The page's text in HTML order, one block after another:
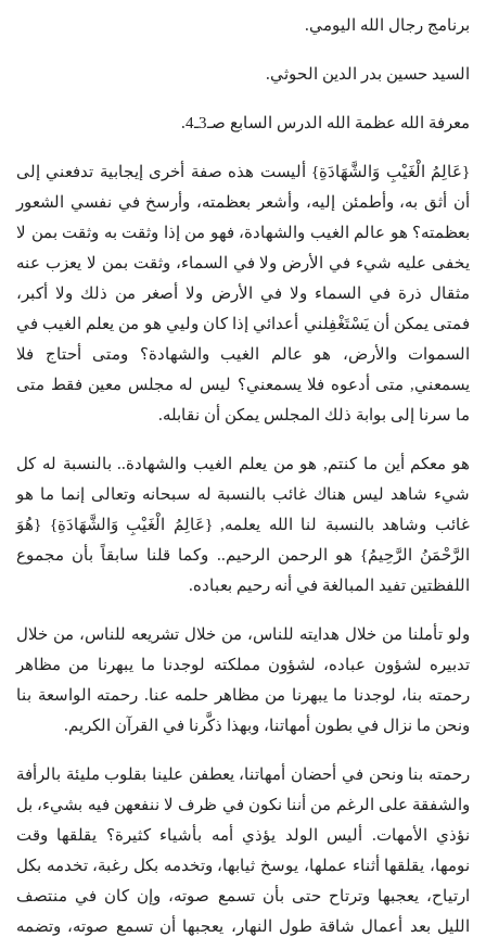
برنامج رجال الله اليومي.
السيد حسين بدر الدين الحوثي.
معرفة الله عظمة الله الدرس السابع صـ3ـ4.
{عَالِمُ الْغَيْبِ وَالشَّهَادَةِ} أليست هذه صفة أخرى إيجابية تدفعني إلى
أن أثق به، وأطمئن إليه، وأشعر بعظمته، وأرسخ في نفسي الشعور
بعظمته؟ هو عالم الغيب والشهادة، فهو من إذا وثقت به وثقت بمن لا
يخفى عليه شيء في الأرض ولا في السماء، وثقت بمن لا يعزب عنه
مثقال ذرة في السماء ولا في الأرض ولا أصغر من ذلك ولا أكبر،
فمتى يمكن أن يَسْتَغْفِلني أعدائي إذا كان وليي هو من يعلم الغيب في
السموات والأرض، هو عالم الغيب والشهادة؟ ومتى أحتاج فلا
يسمعني, متى أدعوه فلا يسمعني؟ ليس له مجلس معين فقط متى
ما سرنا إلى بوابة ذلك المجلس يمكن أن نقابله.
هو معكم أين ما كنتم, هو من يعلم الغيب والشهادة.. بالنسبة له كل
شيء شاهد ليس هناك غائب بالنسبة له سبحانه وتعالى إنما ما هو
غائب وشاهد بالنسبة لنا الله يعلمه, {عَالِمُ الْغَيْبِ وَالشَّهَادَةِ} {هُوَ
الرَّحْمَنُ الرَّحِيمُ} هو الرحمن الرحيم.. وكما قلنا سابقاً بأن مجموع
اللفظتين تفيد المبالغة في أنه رحيم بعباده.
ولو تأملنا من خلال هدايته للناس، من خلال تشريعه للناس، من خلال
تدبيره لشؤون عباده، لشؤون مملكته لوجدنا ما يبهرنا من مظاهر
رحمته بنا، لوجدنا ما يبهرنا من مظاهر حلمه عنا. رحمته الواسعة بنا
ونحن ما نزال في بطون أمهاتنا، وبهذا ذكَّرنا في القرآن الكريم.
رحمته بنا ونحن في أحضان أمهاتنا، يعطفن علينا بقلوب مليئة بالرأفة
والشفقة على الرغم من أننا نكون في ظرف لا ننفعهن فيه بشيء، بل
نؤذي الأمهات. أليس الولد يؤذي أمه بأشياء كثيرة؟ يقلقها وقت
نومها، يقلقها أثناء عملها، يوسخ ثيابها، وتخدمه بكل رغبة، تخدمه بكل
ارتياح، يعجبها وترتاح حتى بأن تسمع صوته، وإن كان في منتصف
الليل بعد أعمال شاقة طول النهار، يعجبها أن تسمع صوته، وتضمه